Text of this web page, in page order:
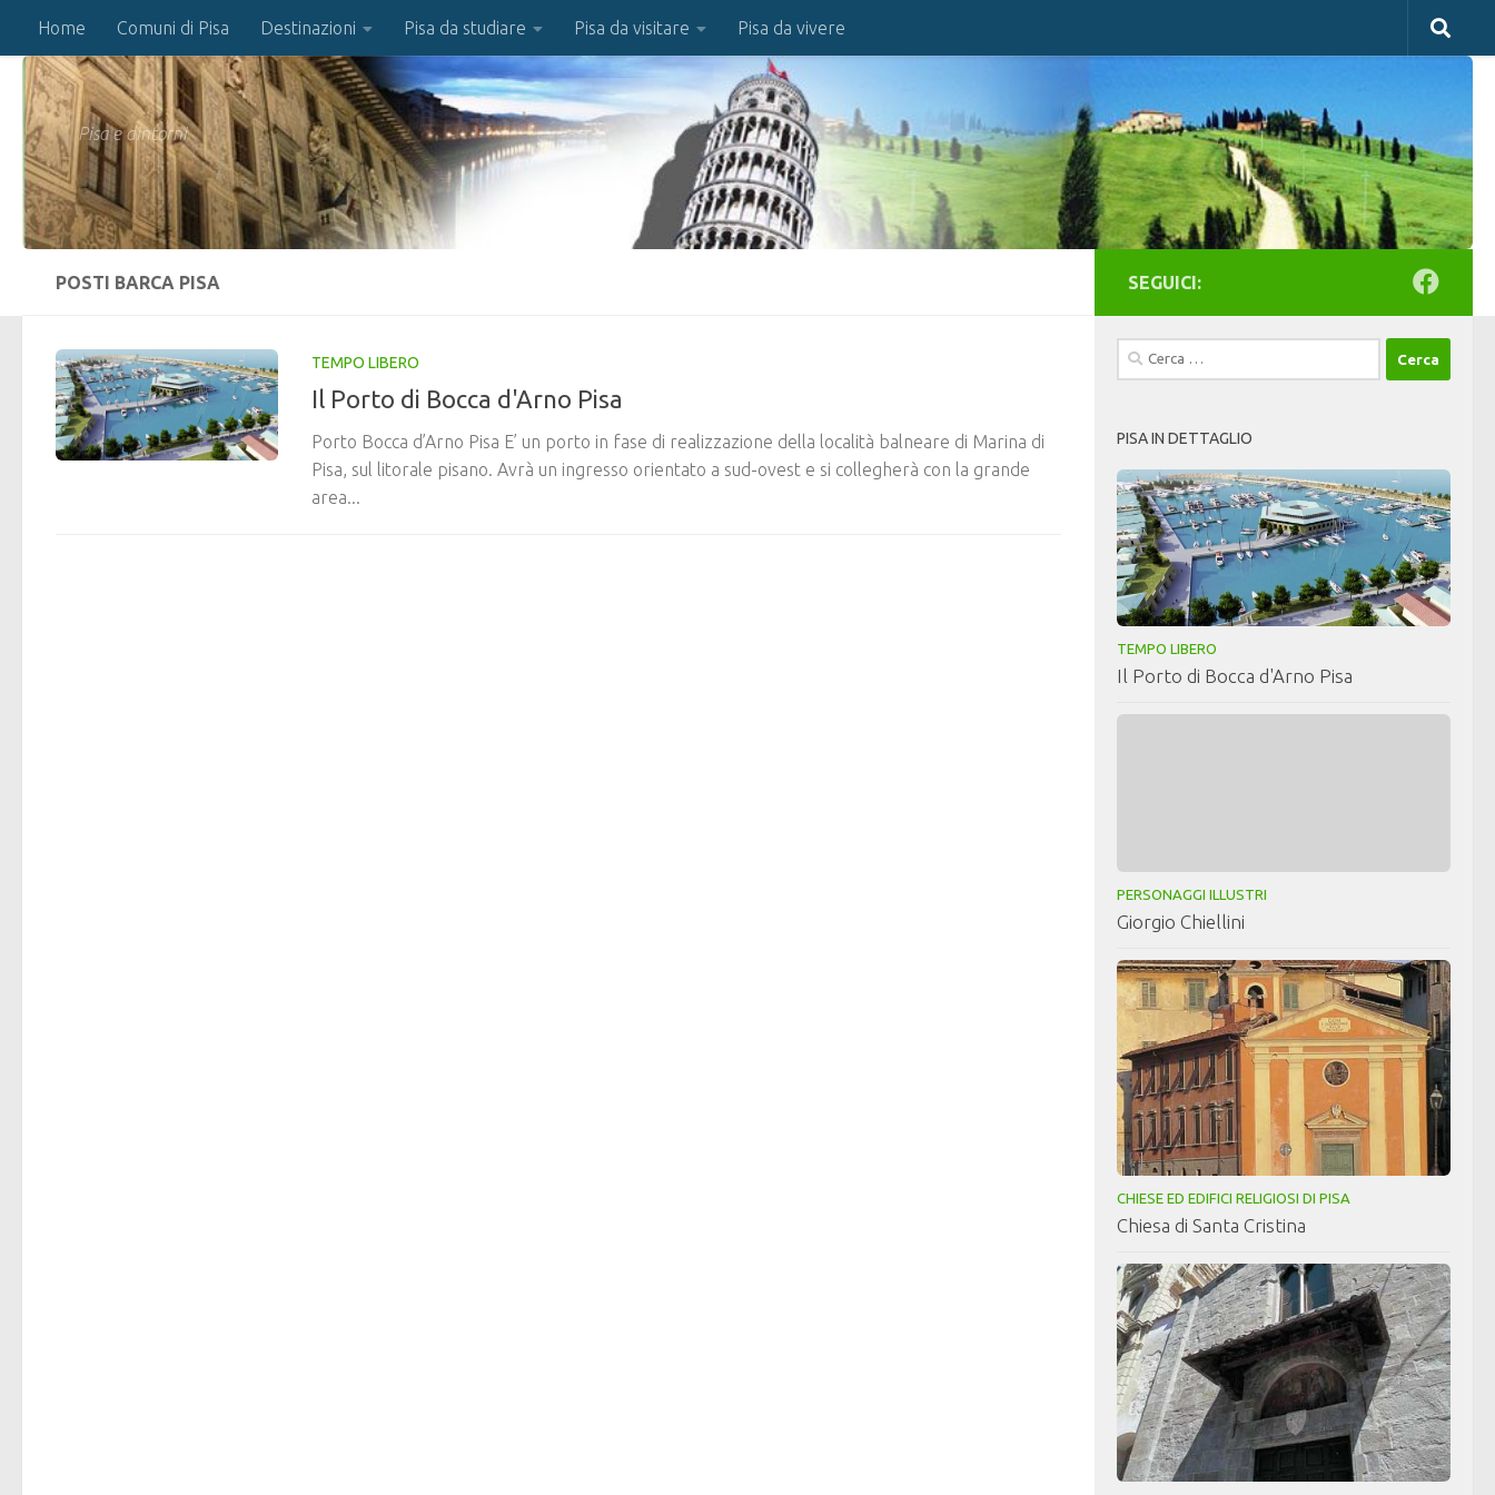
Salta al contenuto
Home Comuni di Pisa Destinazioni Pisa da studiare Pisa da visitare Pisa da vivere
Pisa e dintorni
POSTI BARCA PISA
TEMPO LIBERO
Il Porto di Bocca d'Arno Pisa
Porto Bocca d’Arno Pisa E’ un porto in fase di realizzazione della località balneare di Marina di
Pisa, sul litorale pisano. Avrà un ingresso orientato a sud-ovest e si collegherà con la grande
area...
SEGUICI:
Ricerca
per:
PISA IN DETTAGLIO
TEMPO LIBERO
Il Porto di Bocca d'Arno Pisa
PERSONAGGI ILLUSTRI
Giorgio Chiellini
CHIESE ED EDIFICI RELIGIOSI DI PISA
Chiesa di Santa Cristina